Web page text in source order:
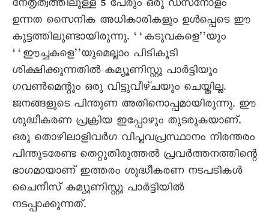
നേതൃത്വത്തിലുള്ള 5 പേരും ഒരു ഡസനോളം
ഉന്നത സെെനിക അധികാരികളും ഉൾപ്പെടെ ഈ
കൂട്ടത്തിലുണ്ടായിരുന്നു. ‘‘കടുവകളെ’’യും
‘‘ഈച്ചകളെ’’യുമെല്ലാം പിടികൂടി
ശിക്ഷിക്കുന്നതിൽ കമ്യൂണിസ്റ്റു പാർട്ടിയും
ഗവൺമെന്റും ഒരു വിട്ടുവീഴ്ചയും ചെയ്തില്ല.
ജനങ്ങളുടെ പിന്തുണ അതിനൊപ്പമായിരുന്നു. ഈ
ശുദ്ധീകരണ പ്രക്രിയ ഇപ്പോഴും തുടരുകയാണ്.
ഒരു തൊഴിലാളിവർഗ വിപ്ലവപ്രസ്ഥാനം നിരന്തരം
പിന്തുടരേണ്ട തെറ്റുതിരുത്തൽ പ്രവർത്തനത്തിന്റെ
ഭാഗമായാണ് ഇത്തരം ശുദ്ധീകരണ നടപടികൾ
ചെെനീസ് കമ്യൂണിസ്റ്റു പാർട്ടിയിൽ
നടപ്പാക്കുന്നത്.